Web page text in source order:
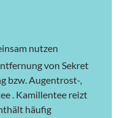
nutzen
von Sekret
bzw. Augentrost-,
. Kamillentee reizt
häufig